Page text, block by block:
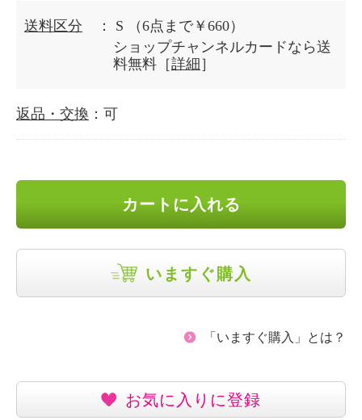
送料区分 ： S
（6点まで￥660）
ショップチャンネルカードなら送
料無料［詳細 ］
返品・交換 ：可
カートに入れる
いますぐ購入
「いますぐ購入」とは？
お気に入りに登録